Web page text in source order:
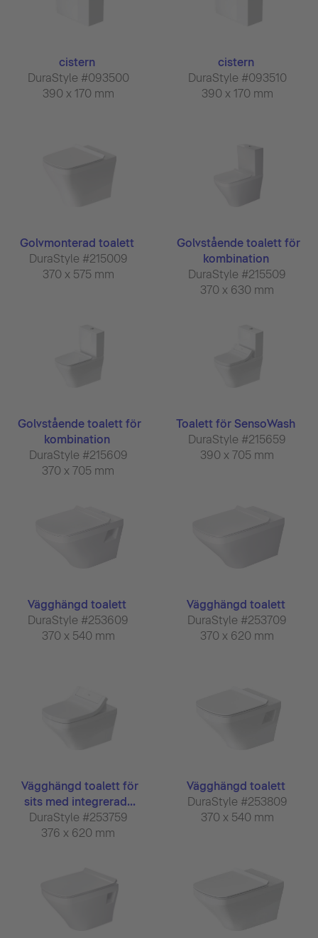
cistern
DuraStyle #093500
390 x 170 mm
cistern
DuraStyle #093510
390 x 170 mm
Golvmonterad toalett
DuraStyle #215009
370 x 575 mm
Golvstående toalett för
kombination
DuraStyle #215509
370 x 630 mm
Golvstående toalett för
kombination
DuraStyle #215609
370 x 705 mm
Toalett för SensoWash
DuraStyle #215659
390 x 705 mm
Vägghängd toalett
DuraStyle #253609
370 x 540 mm
Vägghängd toalett
DuraStyle #253709
370 x 620 mm
Vägghängd toalett för
sits med integrerad...
DuraStyle #253759
376 x 620 mm
Vägghängd toalett
DuraStyle #253809
370 x 540 mm